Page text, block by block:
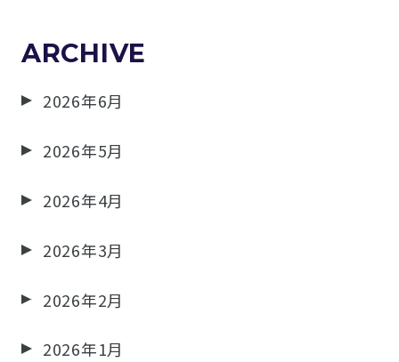
ARCHIVE
2026年6月
2026年5月
2026年4月
2026年3月
2026年2月
2026年1月